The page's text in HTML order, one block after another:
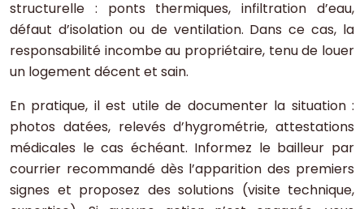
structurelle : ponts thermiques, infiltration d’eau,
défaut d’isolation ou de ventilation. Dans ce cas, la
responsabilité incombe au propriétaire, tenu de louer
un logement décent et sain.
En pratique, il est utile de documenter la situation :
photos datées, relevés d’hygrométrie, attestations
médicales le cas échéant. Informez le bailleur par
courrier recommandé dès l’apparition des premiers
signes et proposez des solutions (visite technique,